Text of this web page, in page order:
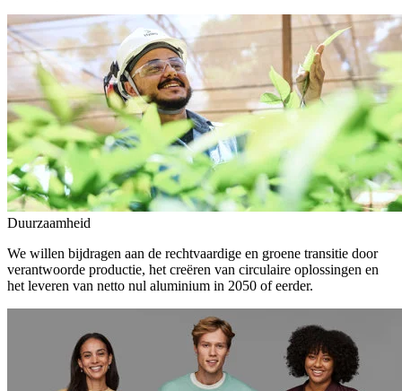
Duurzaamheid
We willen bijdragen aan de rechtvaardige en groene transitie door
verantwoorde productie, het creëren van circulaire oplossingen en
het leveren van netto nul aluminium in 2050 of eerder.